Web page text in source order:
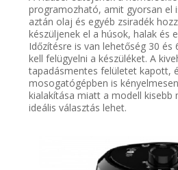
programozható, amit gyorsan el
aztán olaj és egyéb zsiradék
készüljenek el a húsok, halak és
Időzítésre is van lehetőség 30
kell felügyelni a készüléket. A
tapadásmentes felületet kapott,
mosogatógépben is
kialakítása miatt a modell kisebb
ideális választás lehet.